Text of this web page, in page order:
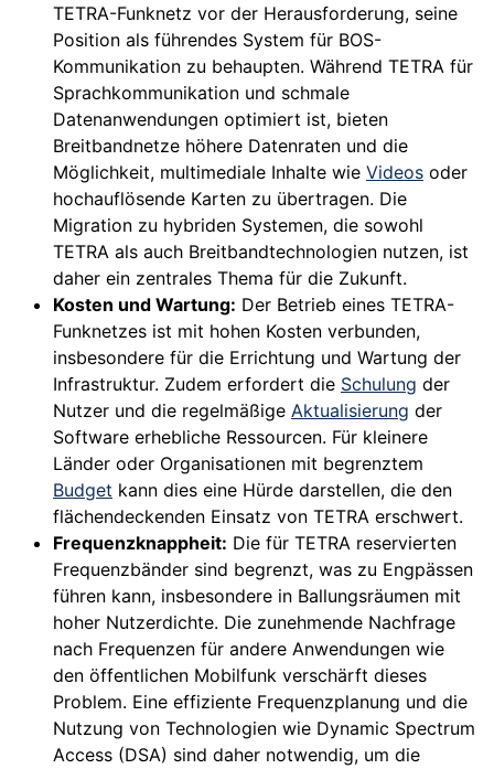
TETRA-Funknetz vor der Herausforderung, seine
Position als führendes System für BOS-
Kommunikation zu behaupten. Während TETRA für
Sprachkommunikation und schmale
Datenanwendungen optimiert ist, bieten
Breitbandnetze höhere Datenraten und die
Möglichkeit, multimediale Inhalte wie Videos oder
hochauflösende Karten zu übertragen. Die
Migration zu hybriden Systemen, die sowohl
TETRA als auch Breitbandtechnologien nutzen, ist
daher ein zentrales Thema für die Zukunft.
Kosten und Wartung: Der Betrieb eines TETRA-
Funknetzes ist mit hohen Kosten verbunden,
insbesondere für die Errichtung und Wartung der
Infrastruktur. Zudem erfordert die Schulung der
Nutzer und die regelmäßige Aktualisierung der
Software erhebliche Ressourcen. Für kleinere
Länder oder Organisationen mit begrenztem
Budget kann dies eine Hürde darstellen, die den
flächendeckenden Einsatz von TETRA erschwert.
Frequenzknappheit: Die für TETRA reservierten
Frequenzbänder sind begrenzt, was zu Engpässen
führen kann, insbesondere in Ballungsräumen mit
hoher Nutzerdichte. Die zunehmende Nachfrage
nach Frequenzen für andere Anwendungen wie
den öffentlichen Mobilfunk verschärft dieses
Problem. Eine effiziente Frequenzplanung und die
Nutzung von Technologien wie Dynamic Spectrum
Access (DSA) sind daher notwendig, um die